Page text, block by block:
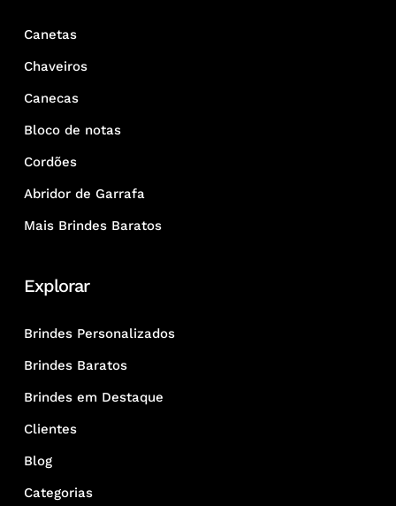
Canetas
Chaveiros
Canecas
Bloco de notas
Cordões
Abridor de Garrafa
Mais Brindes Baratos
Explorar
Brindes Personalizados
Brindes Baratos
Brindes em Destaque
Clientes
Blog
Categorias